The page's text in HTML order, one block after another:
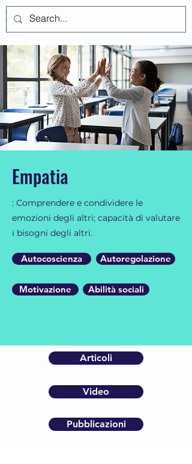
Empatia
: Comprendere e condividere le
emozioni degli altri; capacità di valutare
i bisogni degli altri.
Autocoscienza Autoregolazione
Motivazione Abilità sociali
Articoli
Video
Pubblicazioni